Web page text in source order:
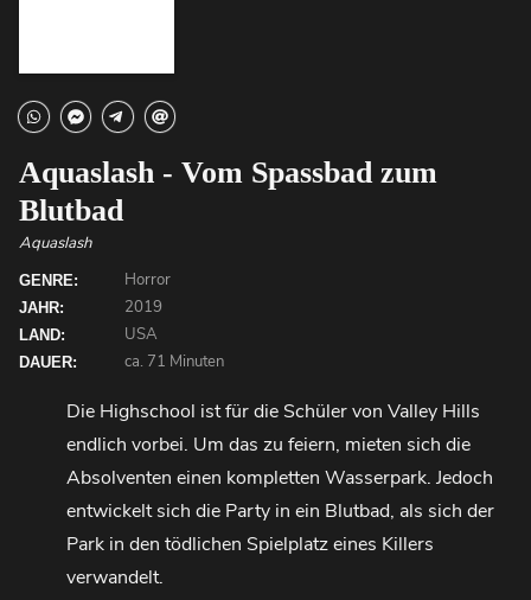
Aquaslash - Vom Spassbad zum
Blutbad
Aquaslash
GENRE: Horror
JAHR: 2019
LAND: USA
DAUER: ca. 71 Minuten
Die Highschool ist für die Schüler von Valley Hills
endlich vorbei. Um das zu feiern, mieten sich die
Absolventen einen kompletten Wasserpark. Jedoch
entwickelt sich die Party in ein Blutbad, als sich der
Park in den tödlichen Spielplatz eines Killers
verwandelt.